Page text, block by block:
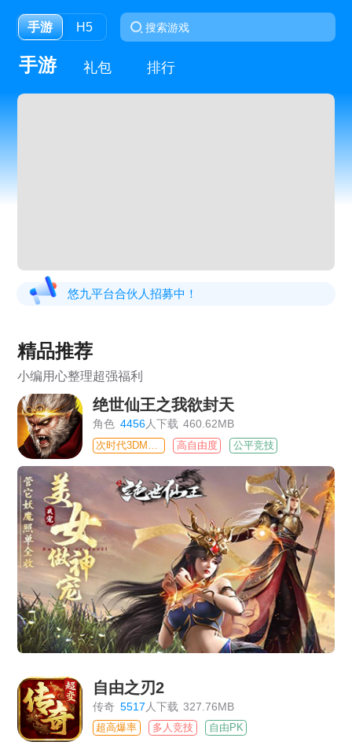
手游 H5
手游 礼包 排行
悠九平台合伙人招募中！
精品推荐
小编用心整理超强福利
绝世仙王之我欲封天
角色 4456人下载 460.62MB
高自由度 公平竞技
自由之刃2
传奇 5517 人下载 327.76MB
超高爆率 多人竞技 自由PK